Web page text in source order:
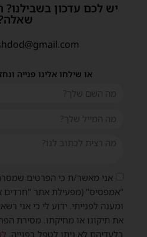
יש לכם עדכון בשבילנו?
או שילחו אלינו פנייה
אני מאשר/ת כי הפרטים
"אמפסיס" (מפעילת אתר "חרדים
ומענה לפנייתי. ידוע לי כי אני
את תיקונו או מחיקתו. מסירת
בלעדיהם לא ניתן לטפל בפנייה.